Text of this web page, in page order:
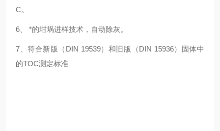
C。
6、 *的坩埚进样技术，自动除灰。
7、符合新版（DIN 19539）和旧版（DIN 15936）固体中
的TOC测定标准